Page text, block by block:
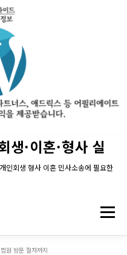
생·이혼·형사 실
인회생 형사 이혼 민사소송에 필요한
메뉴
원 방문 절차까지